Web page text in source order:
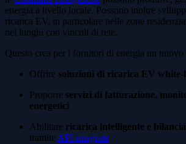
energia a livello locale. Possono inoltre
ricarica EV, in particolare nelle zone
nei luoghi con vincoli di rete.
Questo crea per i fornitori di energia un nuovo
Offrire soluzioni di ricarica EV white-
Proporre servizi di fatturazione,
energetici
Abilitare ricarica intelligente e
tramite API integrate